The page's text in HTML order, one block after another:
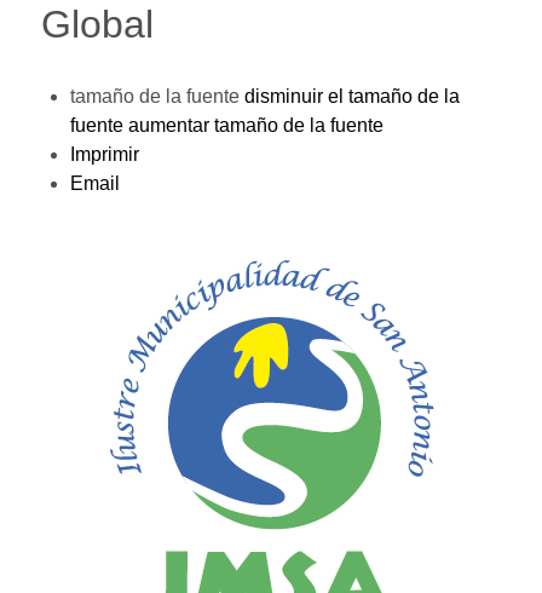
Global
tamaño de la fuente disminuir el tamaño de la
fuente aumentar tamaño de la fuente
Imprimir
Email